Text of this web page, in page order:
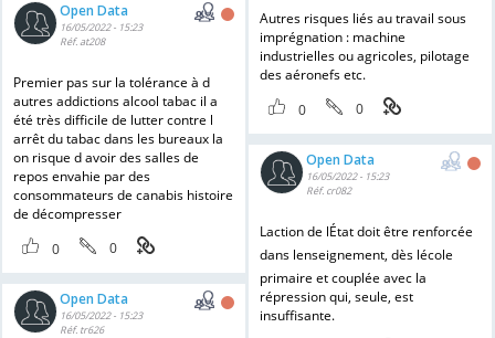
Autres risques liés au travail sous
imprégnation : machine
industrielles ou agricoles, pilotage
des aéronefs etc.
0
0
Open Data
16/05/2022 - 15:23
Réf. at208
Premier pas sur la tolérance à d
autres addictions alcool tabac il a
été très difficile de lutter contre l
arrêt du tabac dans les bureaux la
on risque d avoir des salles de
repos envahie par des
consommateurs de canabis histoire
de décompresser
0
0
Open Data
16/05/2022 - 15:23
Réf. cr082
Laction de lÉtat doit être renforcée
dans lenseignement, dès lécole
primaire et couplée avec la
répression qui, seule, est
insuffisante.
Open Data
16/05/2022 - 15:23
Réf. tr626